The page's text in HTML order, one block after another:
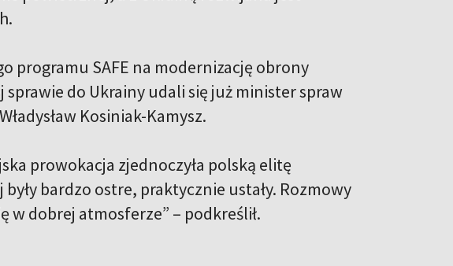
programu SAFE na modernizację obrony
do Ukrainy udali się już minister spraw
Kosiniak-Kamysz.
prowokacja zjednoczyła polską elitę
bardzo ostre, praktycznie ustały. Rozmowy
w dobrej atmosferze” – podkreślił.